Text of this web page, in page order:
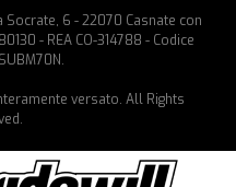
6 - 22070 Casnate con
- REA CO-314788 - Codice
versato. All Rights